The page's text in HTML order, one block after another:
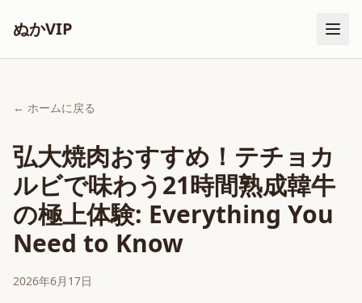
ぬかVIP
← ホームに戻る
弘大焼肉おすすめ！テチョカ
ルビで味わう21時間熟成韓牛
の極上体験: Everything You
Need to Know
2026年6月17日